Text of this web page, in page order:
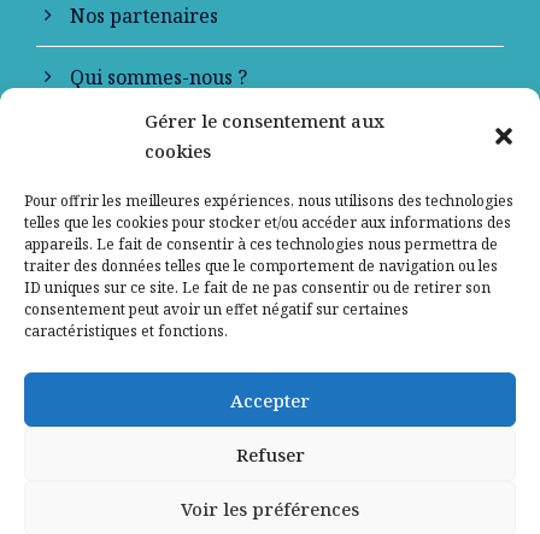
Gérer le consentement aux
cookies
Pour offrir les meilleures expériences, nous utilisons des technologies
telles que les cookies pour stocker et/ou accéder aux informations des
appareils. Le fait de consentir à ces technologies nous permettra de
traiter des données telles que le comportement de navigation ou les
ID uniques sur ce site. Le fait de ne pas consentir ou de retirer son
consentement peut avoir un effet négatif sur certaines
caractéristiques et fonctions.
Accepter
Refuser
Voir les préférences
Nos partenaires
Qui sommes-nous ?
Contactez-nous
Mentions légales
Politique de confidentialité